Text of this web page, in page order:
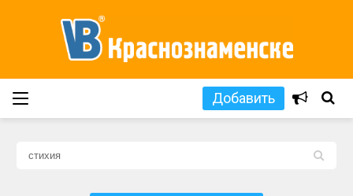
Добавить
L